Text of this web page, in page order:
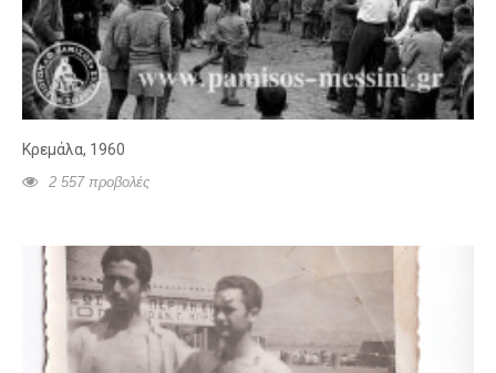
Κρεμάλα, 1960
2 557 προβολές